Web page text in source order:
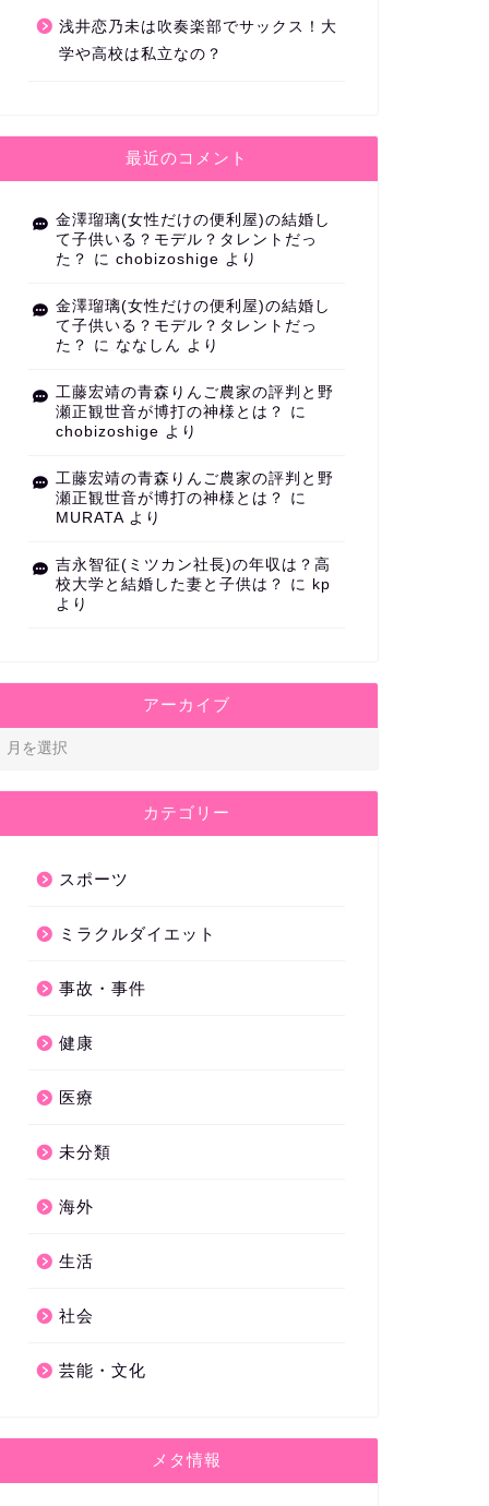
浅井恋乃未は吹奏楽部でサックス！大
学や高校は私立なの？
最近のコメント
金澤瑠璃(女性だけの便利屋)の結婚し
て子供いる？モデル？タレントだっ
た？
に chobizoshige より
金澤瑠璃(女性だけの便利屋)の結婚し
て子供いる？モデル？タレントだっ
た？
に ななしん より
工藤宏靖の青森りんご農家の評判と野
瀬正観世音が博打の神様とは？
に
chobizoshige より
工藤宏靖の青森りんご農家の評判と野
瀬正観世音が博打の神様とは？
に
MURATAより
吉永智征(ミツカン社長)の年収は？高
校大学と結婚した妻と子供は？
に kp
より
アーカイブ
カテゴリー
スポーツ
ミラクルダイエット
事故・事件
健康
医療
未分類
海外
生活
社会
芸能・文化
メタ情報